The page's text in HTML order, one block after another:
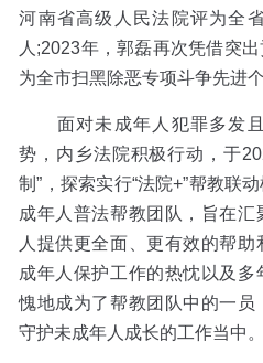
河南省高级人民法院评为全
人;2023年，郭磊再次凭借突
为全市扫黑除恶专项斗争先进个
面对未成年人犯罪多发且
势，内乡法院积极行动，于
制”，探索实行“法院+”帮教联
成年人普法帮教团队，旨在
人提供更全面、更有效的帮
成年人保护工作的热忱以及
愧地成为了帮教团队中的一员
守护未成年人成长的工作当中。